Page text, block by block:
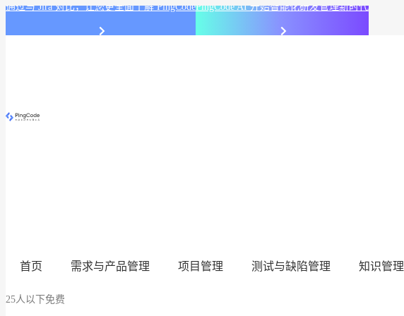
通过与 Jira 对比，让您更全面了解 PingCodePingCode AI 开始智能化研发管理新时代
首页 需求与产品管理 项目管理 测试与缺陷管理 知识管理
25人以下免费